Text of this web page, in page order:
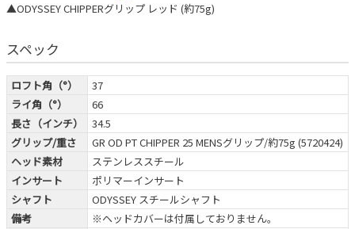
▲ODYSSEY CHIPPERグリップ レッド (約75g)
スペック
ロフト角（°）
37
ライ角（°）
66
長さ（インチ）
34.5
グリップ/重さ
GR OD PT CHIPPER 25 MENSグリップ/約75g (5720424)
ヘッド素材
ステンレススチール
インサート
ポリマーインサート
シャフト
ODYSSEY スチールシャフト
備考
※ヘッドカバーは付属しておりません。